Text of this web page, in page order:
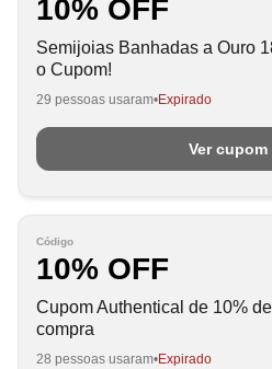
10% OFF
Semijoias Banhadas a Ouro
o Cupom!
29 pessoas usaram Expirado
Ver cupom
Código
10% OFF
Cupom Authentical de 10%
compra
28 pessoas usaram Expirado